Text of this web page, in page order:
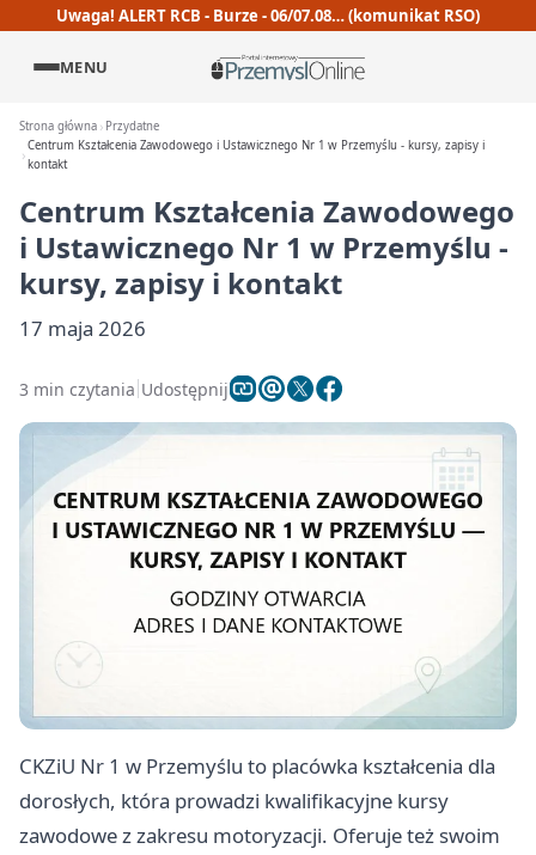
Uwaga! ALERT RCB - Burze - 06/07.08… (komunikat RSO)
MENU
Strona główna
Przydatne
Centrum Kształcenia Zawodowego i Ustawicznego Nr 1 w Przemyślu - kursy, zapisy i
kontakt
Centrum Kształcenia Zawodowego
i Ustawicznego Nr 1 w Przemyślu -
kursy, zapisy i kontakt
17 maja 2026
3 min czytania Udostępnij
CKZiU Nr 1 w Przemyślu to placówka kształcenia dla
dorosłych, która prowadzi kwalifikacyjne kursy
zawodowe z zakresu motoryzacji. Oferuje też swoim